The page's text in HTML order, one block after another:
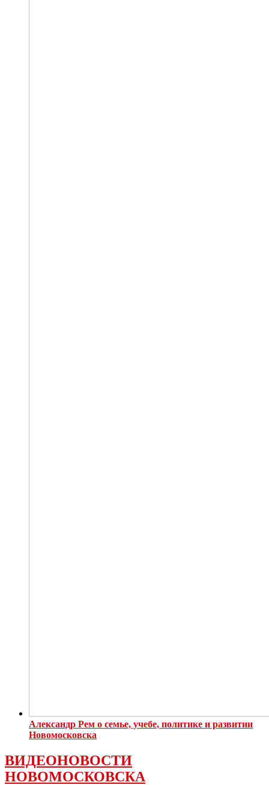
Александр Рем о семье, учебе, политике и развитии
Новомосковска
ВИДЕОНОВОСТИ
НОВОМОСКОВСКА